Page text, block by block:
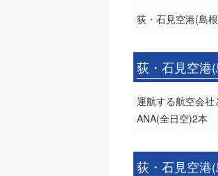
荻・石見空港(島
荻・石見空港
運航する航空会社
ANA(全日空)2本
荻・石見空港